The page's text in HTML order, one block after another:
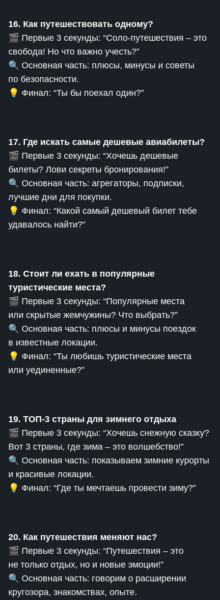
16. Как путешествовать одному?
🎬 Первые 3 секунды: “Соло-путешествия – это
свобода! Но что важно учесть?”
🔍 Основная часть: плюсы, минусы и советы
по безопасности.
💡 Финал: “Ты бы поехал один?”
17. Где искать самые дешевые авиабилеты?
🎬 Первые 3 секунды: “Хочешь дешевые
билеты? Лови секреты бронирования!”
🔍 Основная часть: агрегаторы, подписки,
лучшие дни для покупки.
💡 Финал: “Какой самый дешевый билет тебе
удавалось найти?”
18. Стоит ли ехать в популярные
туристические места?
🎬 Первые 3 секунды: “Популярные места
или скрытые жемчужины? Что выбрать?”
🔍 Основная часть: плюсы и минусы поездок
в известные локации.
💡 Финал: “Ты любишь туристические места
или уединенные?”
19. ТОП-3 страны для зимнего отдыха
🎬 Первые 3 секунды: “Хочешь снежную сказку?
Вот 3 страны, где зима – это волшебство!”
🔍 Основная часть: показываем зимние курорты
и красивые локации.
💡 Финал: “Где ты мечтаешь провести зиму?”
20. Как путешествия меняют нас?
🎬 Первые 3 секунды: “Путешествия – это
не только отдых, но и новые эмоции!”
🔍 Основная часть: говорим о расширении
кругозора, знакомствах, опыте.